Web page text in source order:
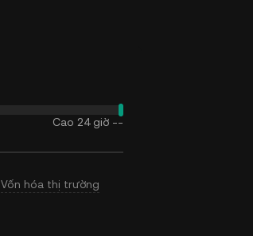
Cao 24 giờ --
Vốn hóa thị trường